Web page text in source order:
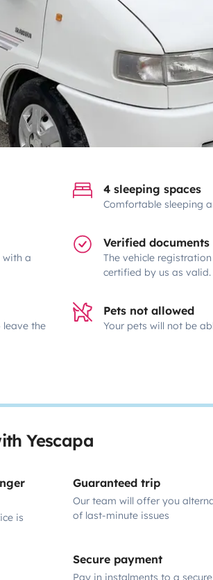
4 sleeping spaces
Comfortable sleeping
with a
Verified documents
The vehicle
certified by us as valid.
leave the
Pets not allowed
Your pets will not be
Yescapa
is
Guaranteed trip
Our team will offer you
of last-minute issues
Secure payment
Pay in instalments to a